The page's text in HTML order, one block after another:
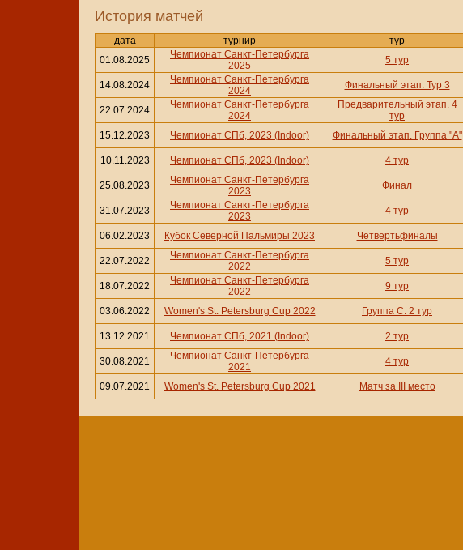
История матчей
дата турнир тур
01.08.2025
Чемпионат Санкт-Петербурга
2025
5 тур
14.08.2024
Чемпионат Санкт-Петербурга
2024
Финальный этап. Тур 3
22.07.2024
Чемпионат Санкт-Петербурга
2024
Предварительный этап. 4
тур
15.12.2023 Чемпионат СПб, 2023 (Indoor) Финальный этап. Группа "А"
10.11.2023 Чемпионат СПб, 2023 (Indoor) 4 тур
25.08.2023
Чемпионат Санкт-Петербурга
2023
Финал
31.07.2023
Чемпионат Санкт-Петербурга
2023
4 тур
06.02.2023 Кубок Северной Пальмиры 2023 Четвертьфиналы
22.07.2022
Чемпионат Санкт-Петербурга
2022
5 тур
18.07.2022
Чемпионат Санкт-Петербурга
2022
9 тур
03.06.2022 Women's St. Petersburg Cup 2022 Группа С. 2 тур
13.12.2021 Чемпионат СПб, 2021 (Indoor) 2 тур
30.08.2021
Чемпионат Санкт-Петербурга
2021
4 тур
09.07.2021 Women's St. Petersburg Cup 2021 Матч за III место